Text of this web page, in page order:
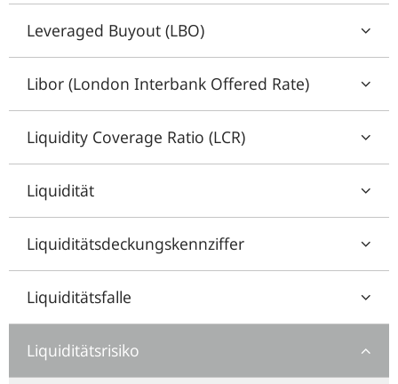
Leveraged Buyout (LBO)
Libor (London Interbank Offered Rate)
Liquidity Coverage Ratio (LCR)
Liquidität
Liquiditätsdeckungskennziffer
Liquiditätsfalle
Liquiditätsrisiko